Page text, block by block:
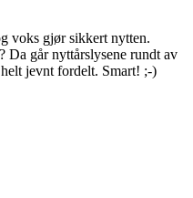
voks gjør sikkert nytten.
Da går nyttårslysene rundt av
jevnt fordelt. Smart! ;-)